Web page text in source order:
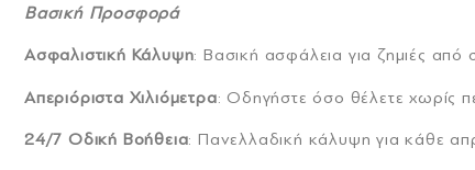
Βασική Προσφορά
Ασφαλιστική Κάλυψη: Βασική ασφάλεια για ζημιές από
Απεριόριστα Χιλιόμετρα: Οδηγήστε όσο θέλετε χωρίς
24/7 Οδική Βοήθεια: Πανελλαδική κάλυψη για κάθε